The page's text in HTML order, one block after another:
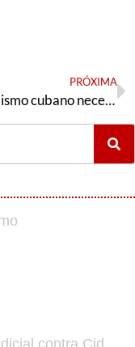
PRÓXIMA
El socialismo cubano necesita un debate y un nuevo consenso programático